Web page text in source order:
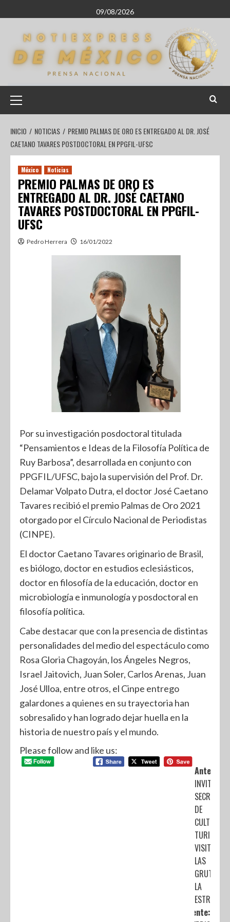
09/08/2026
INICIO NOTICIAS
PREMIO PALMAS DE ORO ES ENTREGADO AL DR. JOSÉ
CAETANO TAVARES POSTDOCTORAL EN PPGFIL-UFSC
México Noticias
PREMIO PALMAS DE ORO ES
ENTREGADO AL DR. JOSÉ CAETANO
TAVARES POSTDOCTORAL EN PPGFIL-
UFSC
Pedro Herrera 16/01/2022
Por su investigación posdoctoral titulada
“Pensamientos e Ideas de la Filosofía Política de
Ruy Barbosa”, desarrollada en conjunto con
PPGFIL/UFSC, bajo la supervisión del Prof. Dr.
Delamar Volpato Dutra, el doctor José Caetano
Tavares recibió el premio Palmas de Oro 2021
otorgado por el Círculo Nacional de Periodistas
(CINPE).
El doctor Caetano Tavares originario de Brasil,
es biólogo, doctor en estudios eclesiásticos,
doctor en filosofía de la educación, doctor en
microbiología e inmunología y posdoctoral en
filosofía política.
Cabe destacar que con la presencia de distintas
personalidades del medio del espectáculo como
Rosa Gloria Chagoyán, los Ángeles Negros,
Israel Jaitovich, Juan Soler, Carlos Arenas, Juan
José Ulloa, entre otros, el Cinpe entrego
galardones a quienes en su trayectoria han
sobresalido y han logrado dejar huella en la
historia de nuestro país y el mundo.
Please follow and like us:
Anterior:
INVITA
DE
CULTURA Y
TURISMO A
VISITAR
LAS
GRUTAS DE
LA
ESTRELLA
Siguiente: